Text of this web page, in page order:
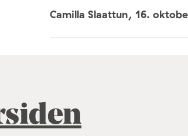
Camilla Slaattun, 16.